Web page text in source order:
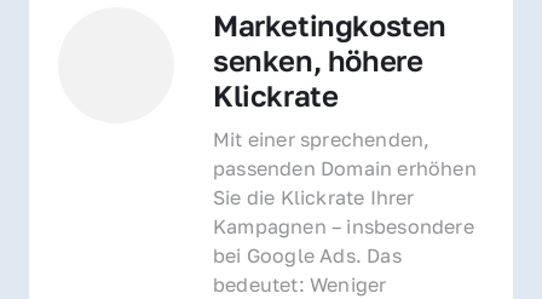
Marketingkosten
senken, höhere
Klickrate
Mit einer sprechenden,
passenden Domain erhöhen
Sie die Klickrate Ihrer
Kampagnen – insbesondere
bei Google Ads. Das
bedeutet: Weniger